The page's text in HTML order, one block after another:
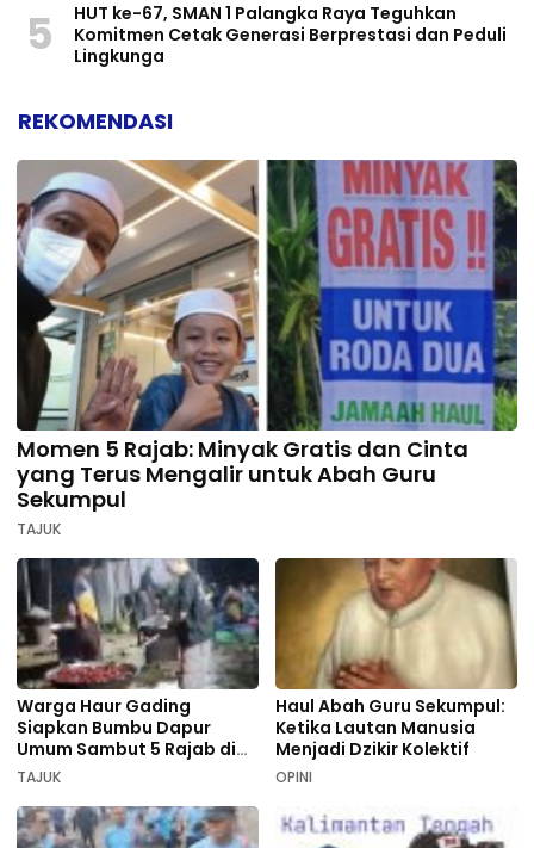
5
HUT ke-67, SMAN 1 Palangka Raya Teguhkan
Komitmen Cetak Generasi Berprestasi dan Peduli
Lingkunga
REKOMENDASI
Momen 5 Rajab: Minyak Gratis dan Cinta
yang Terus Mengalir untuk Abah Guru
Sekumpul
TAJUK
Warga Haur Gading
Siapkan Bumbu Dapur
Umum Sambut 5 Rajab di
Sekumpul
TAJUK
Haul Abah Guru Sekumpul:
Ketika Lautan Manusia
Menjadi Dzikir Kolektif
OPINI